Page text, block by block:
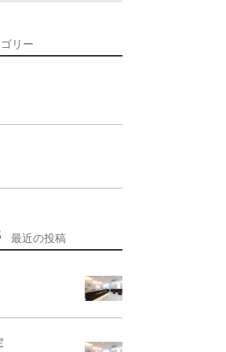
リー
最近の投稿